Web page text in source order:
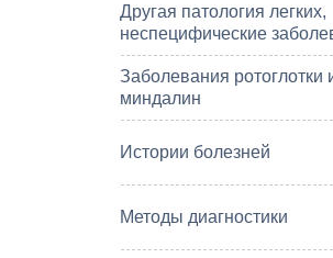
Другая патология легких,
неспецифические
Заболевания ротоглотки
миндалин
Истории болезней
Методы диагностики